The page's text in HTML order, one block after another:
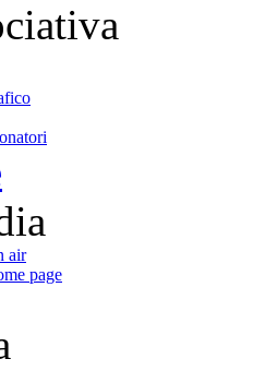
air
page